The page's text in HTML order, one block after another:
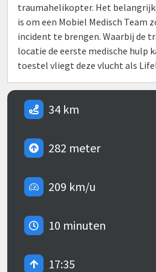
traumahelikopter. Het
is om een Mobiel Medisch Team
incident te brengen. Waarbij de
locatie de eerste medische hulp
toestel vliegt deze vlucht als
34 km
282 meter
209 km/u
10 minuten
17:35